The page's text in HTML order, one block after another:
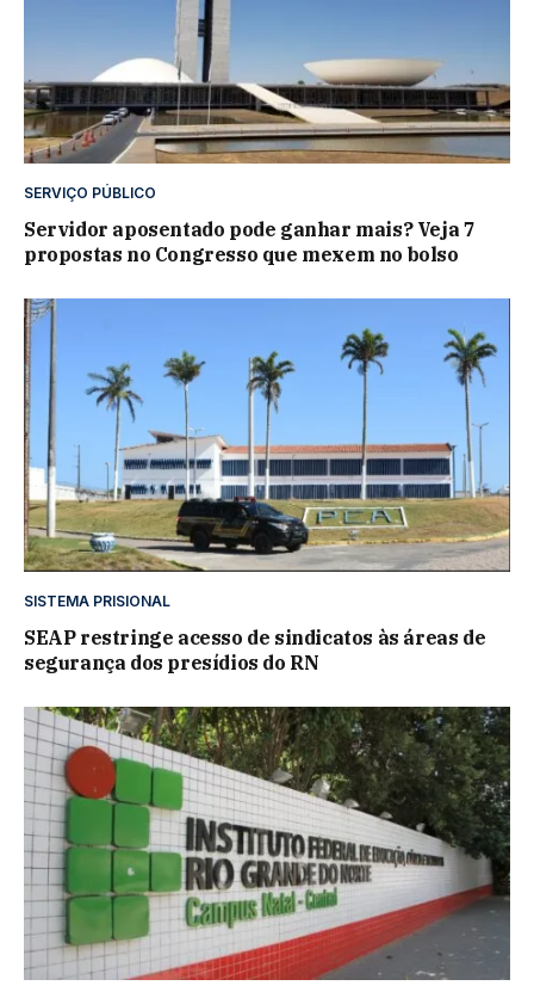
SERVIÇO PÚBLICO
Servidor aposentado pode ganhar mais? Veja 7
propostas no Congresso que mexem no bolso
SISTEMA PRISIONAL
SEAP restringe acesso de sindicatos às áreas de
segurança dos presídios do RN